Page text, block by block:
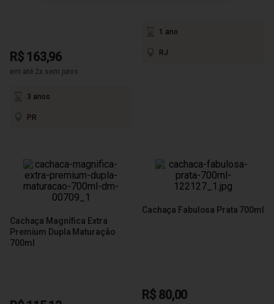
R$ 163,96
em até 2x sem juros
3 anos
PR
1 ano
RJ
Cachaça Magnífica Extra
Premium Dupla Maturação
700ml
Cachaça Fabulosa Prata 700ml
R$ 80,00